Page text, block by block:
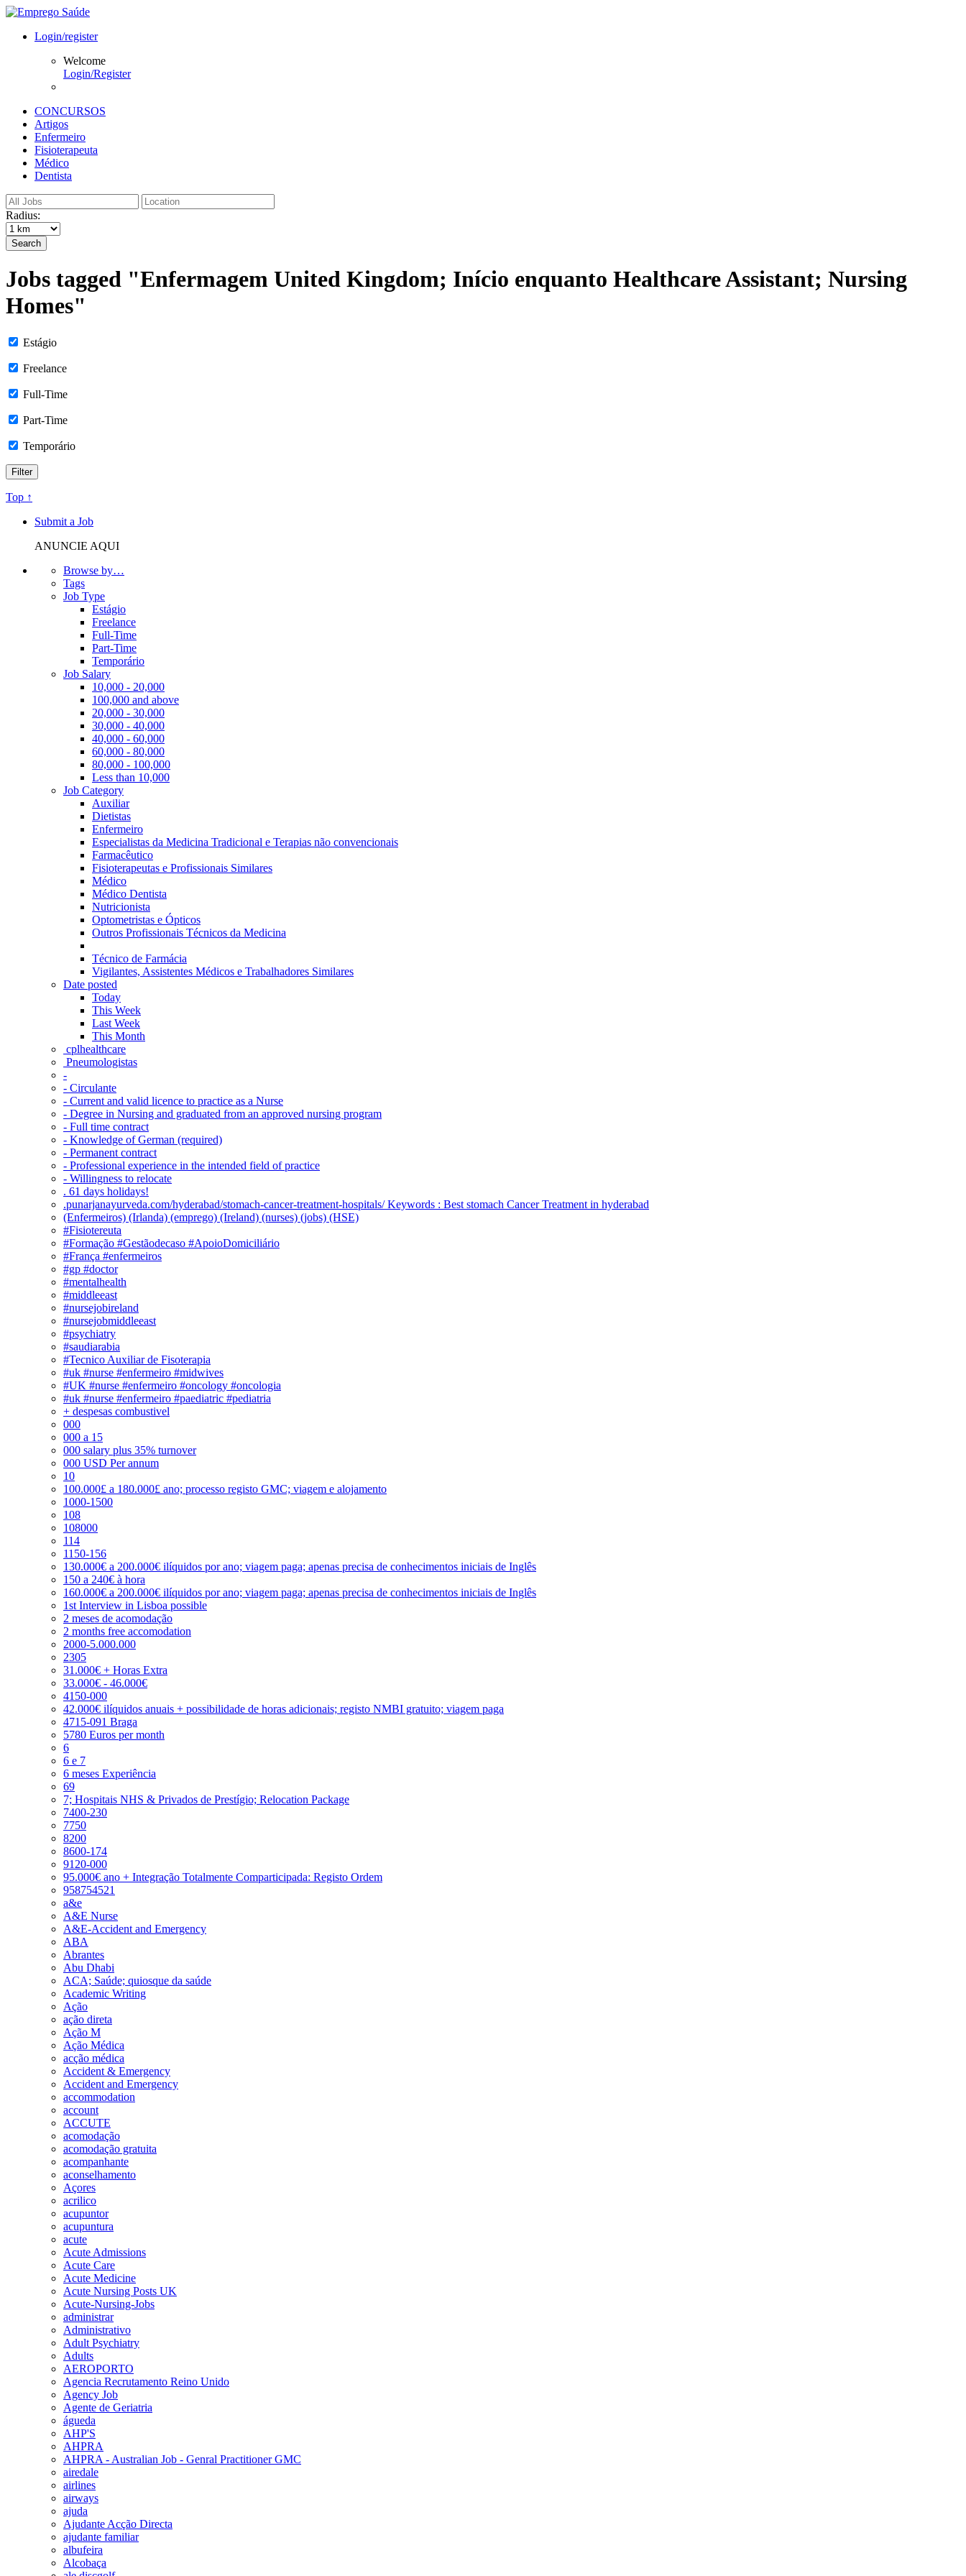
Login/register
Welcome
Login/Register
CONCURSOS
Artigos
Enfermeiro
Fisioterapeuta
Médico
Dentista
Radius:
Search
Jobs tagged "Enfermagem United Kingdom; Início enquanto Healthcare Assistant; Nursing
Homes"
Estágio
Freelance
Full-Time
Part-Time
Temporário
Top ↑
Submit a Job
ANUNCIE AQUI
Browse by…
Tags
Job Type
Estágio
Freelance
Full-Time
Part-Time
Temporário
Job Salary
10,000 - 20,000
100,000 and above
20,000 - 30,000
30,000 - 40,000
40,000 - 60,000
60,000 - 80,000
80,000 - 100,000
Less than 10,000
Job Category
Auxiliar
Dietistas
Enfermeiro
Especialistas da Medicina Tradicional e Terapias não convencionais
Farmacêutico
Fisioterapeutas e Profissionais Similares
Médico
Médico Dentista
Nutricionista
Optometristas e Ópticos
Outros Profissionais Técnicos da Medicina
Técnico de Farmácia
Vigilantes, Assistentes Médicos e Trabalhadores Similares
Date posted
Today
This Week
Last Week
This Month
‎ cplhealthcare‬
Pneumologistas
-
- Circulante
- Current and valid licence to practice as a Nurse
- Degree in Nursing and graduated from an approved nursing program
- Full time contract
- Knowledge of German (required)
- Permanent contract
- Professional experience in the intended field of practice
- Willingness to relocate
. 61 days holidays!
.punarjanayurveda.com/hyderabad/stomach-cancer-treatment-hospitals/ Keywords : Best stomach Cancer Treatment in hyderabad
(Enfermeiros) (Irlanda) (emprego) (Ireland) (nurses) (jobs) (HSE)
#Fisiotereuta
#Formação #Gestãodecaso #ApoioDomiciliário
#França #enfermeiros
#gp #doctor
#mentalhealth
#middleeast
#nursejobireland
#nursejobmiddleeast
#psychiatry
#saudiarabia
#Tecnico Auxiliar de Fisoterapia
#uk #nurse #enfermeiro #midwives
#UK #nurse #enfermeiro #oncology #oncologia
#uk #nurse #enfermeiro #paediatric #pediatria
+ despesas combustivel
000
000 a 15
000 salary plus 35% turnover
000 USD Per annum
10
100.000£ a 180.000£ ano; processo registo GMC; viagem e alojamento
1000-1500
108
108000
114
1150-156
130.000€ a 200.000€ ilíquidos por ano; viagem paga; apenas precisa de conhecimentos iniciais de Inglês
150 a 240€ à hora
160.000€ a 200.000€ ilíquidos por ano; viagem paga; apenas precisa de conhecimentos iniciais de Inglês
1st Interview in Lisboa possible
2 meses de acomodação
2 months free accomodation
2000-5.000.000
2305
31.000€ + Horas Extra
33.000€ - 46.000€
4150-000
42.000€ ilíquidos anuais + possibilidade de horas adicionais; registo NMBI gratuito; viagem paga
4715-091 Braga
5780 Euros per month
6
6 e 7
6 meses Experiência
69
7; Hospitais NHS & Privados de Prestígio; Relocation Package
7400-230
7750
8200
8600-174
9120-000
95.000€ ano + Integração Totalmente Comparticipada: Registo Ordem
958754521
a&e
A&E Nurse
A&E-Accident and Emergency
ABA
Abrantes
Abu Dhabi
ACA; Saúde; quiosque da saúde
Academic Writing
Ação
ação direta
Ação M
Ação Médica
acção médica
Accident & Emergency
Accident and Emergency
accommodation
account
ACCUTE
acomodação
acomodação gratuita
acompanhante
aconselhamento
Açores
acrilico
acupuntor
acupuntura
acute
Acute Admissions
Acute Care
Acute Medicine
Acute Nursing Posts UK
Acute-Nursing-Jobs
administrar
Administrativo
Adult Psychiatry
Adults
AEROPORTO
Agencia Recrutamento Reino Unido
Agency Job
Agente de Geriatria
águeda
AHP'S
AHPRA
AHPRA - Australian Job - Genral Practitioner GMC
airedale
airlines
airways
ajuda
Ajudante Acção Directa
ajudante familiar
albufeira
Alcobaça